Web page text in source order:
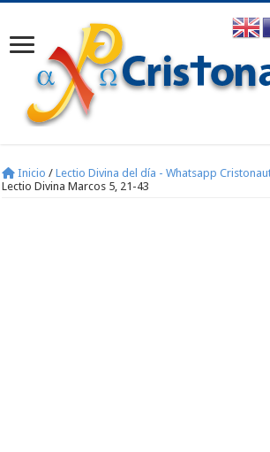
Inicio / Lectio Divina del día - Whatsapp
Lectio Divina Marcos 5, 21-43